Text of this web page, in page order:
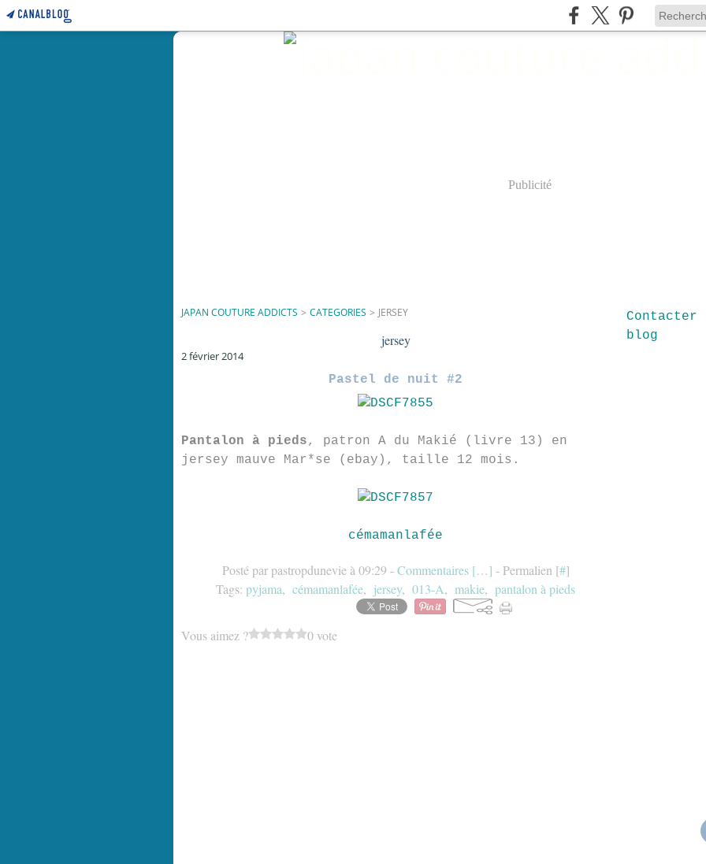
Publicité
JAPAN COUTURE ADDICTS > CATEGORIES > JERSEY
jersey
2 février 2014
Pastel de nuit #2
Pantalon à pieds, patron A du Makié (livre 13) en
jersey mauve Mar*se (ebay), taille 12 mois.
cémamanlafée
Posté par pastropdunevie à 09:29 -Commentaires […] - Permalien [#]
Tags: pyjama, cémamanlafée, jersey, 013-A, makie, pantalon à pieds
Vous aimez ? 0 vote
blog